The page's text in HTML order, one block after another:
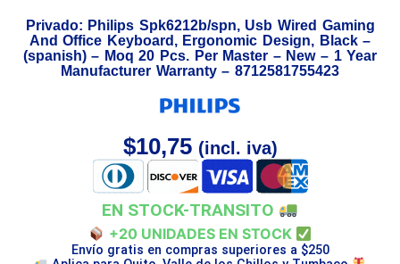
Privado: Philips Spk6212b/spn, Usb Wired Gaming
And Office Keyboard, Ergonomic Design, Black –
(spanish) – Moq 20 Pcs. Per Master – New – 1 Year
Manufacturer Warranty – 8712581755423
$10,75 (incl. iva)
EN STOCK-TRANSITO
+20 UNIDADES EN STOCK
Envío gratis en compras superiores a $250